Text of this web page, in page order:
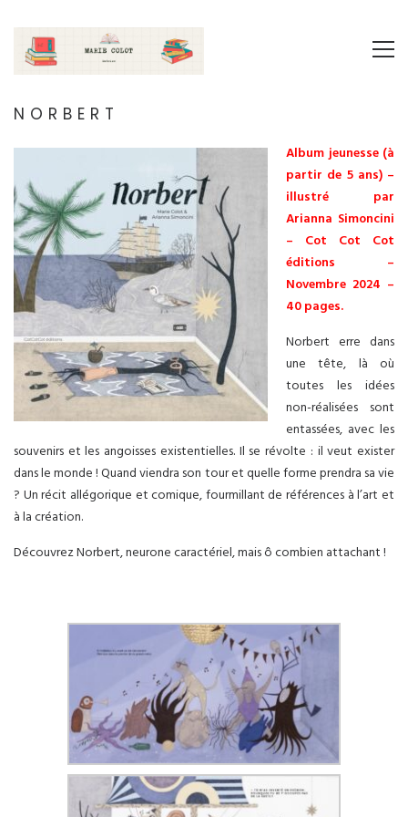
NORBERT
Album jeunesse (à
partir de 5 ans) –
illustré par
Arianna Simoncini
– Cot Cot Cot
éditions –
Novembre 2024 –
40 pages.
Norbert erre dans
une tête, là où
toutes les idées
non-réalisées sont
entassées, avec les
souvenirs et les angoisses existentielles. Il se révolte : il veut exister
dans le monde ! Quand viendra son tour et quelle forme prendra sa vie
? Un récit allégorique et comique, fourmillant de références à l’art et
à la création.
Découvrez Norbert, neurone caractériel, mais ô combien attachant !